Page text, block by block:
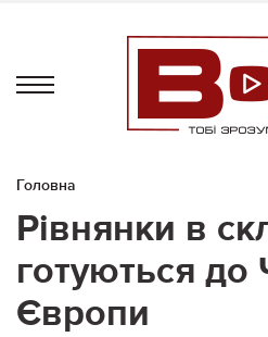
Головна
Рівнянки в
готуються до
Європи